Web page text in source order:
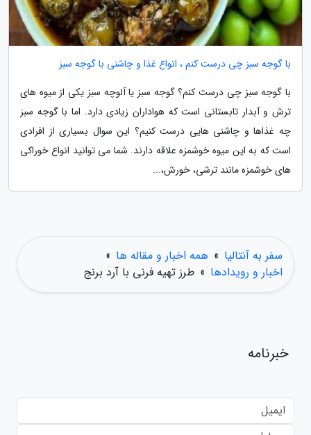
با گوجه سبز چی درست کنم ، انواع غذا و چاشنی با گوجه سبز
با گوجه سبز چی درست کنم؟ گوجه سبز یا آلوچه سبز یکی از میوه های
ترش و آبدار تابستانی است که هواداران زیادی دارد. اما با گوجه سبز
چه غذاها و چاشنی هایی درست کنیم؟ این سوال بسیاری از افرادی
است که به این میوه خوشمزه علاقه دارند. شما می توانید انواع خوراکی
های خوشمزه مانند ترشی، خورش،...
سفر به آنتالیا » همه اخبار و مقاله ها »
اخبار و رویدادها » طرز تهیه فرنی با آرد برنج
خبرنامه